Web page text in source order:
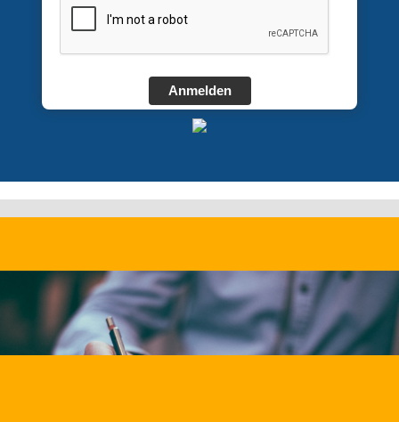
Anmelden